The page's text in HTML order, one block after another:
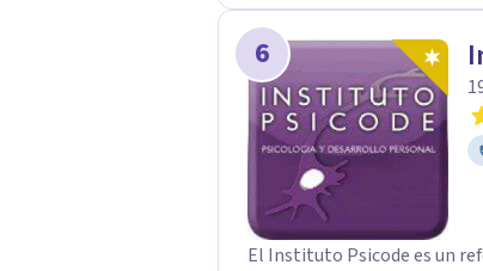
avalada, que ayuda a una
6
El Instituto Psicode es un